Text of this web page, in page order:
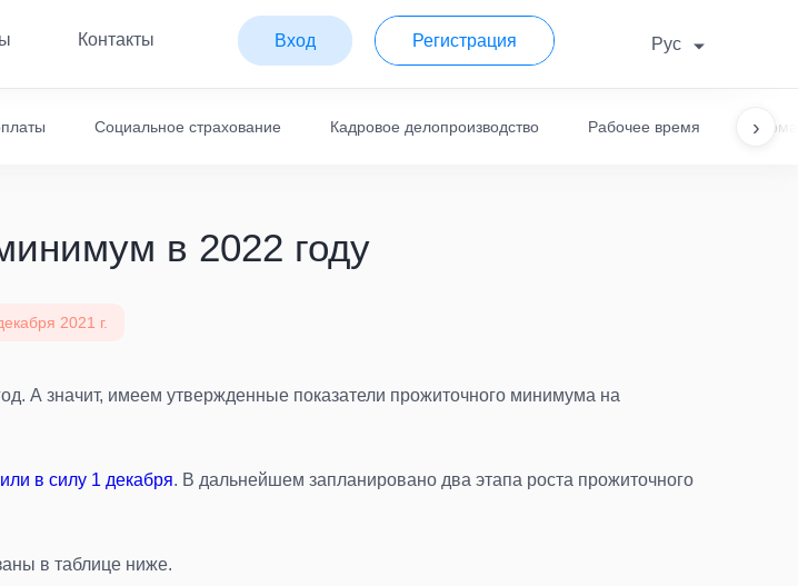
Контакты Вход Регистрация Рус
›
Социальное страхование Кадровое делопроизводство Рабочее время
в 2022 году
2021 г.
А значит, имеем утвержденные показатели прожиточного минимума на
в силу 1 декабря. В дальнейшем запланировано два этапа роста прожиточного
в таблице ниже.